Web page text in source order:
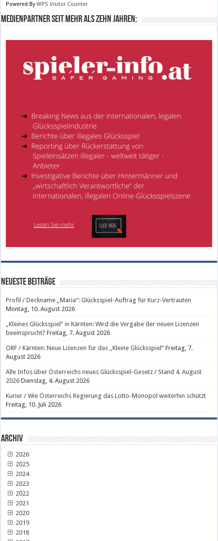
Powered ByWPS Visitor Counter
Medienpartner seit mehr als zehn Jahren:
Neueste Beiträge
Profil / Deckname „Maria“: Glücksspiel-Auftrag für Kurz-Vertrauten
Montag, 10. August 2026
„Kleines Glücksspiel“ in Kärnten: Wird die Vergabe der neuen Lizenzen
beeinsprucht? Freitag, 7. August 2026
ORF / Kärnten: Neue Lizenzen für das „Kleine Glücksspiel“ Freitag, 7.
August 2026
Alle Infos über Österreichs neues Glücksspiel-Gesetz / Stand 4. August
2026 Dienstag, 4. August 2026
Kurier / Wie Österreichs Regierung das Lotto-Monopol weiterhin schützt
Freitag, 10. Juli 2026
Archiv
2026
2025
2024
2023
2022
2021
2020
2019
2018